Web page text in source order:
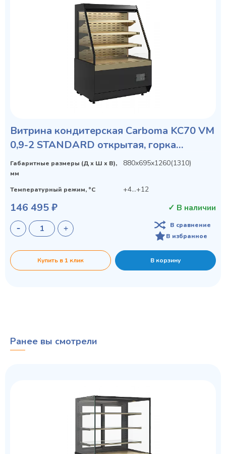
Витрина кондитерская Carboma KC70 VM
0,9-2 STANDARD открытая, горка
СКОШЕННАЯ БОКОВИНА
Габаритные размеры (Д х Ш х В),
мм
880х695х1260(1310)
Температурный режим, °C +4...+12
146 495 ₽ ✓ В наличии
В сравнение
В избранное
Купить в 1 клик В корзину
Ранее вы смотрели